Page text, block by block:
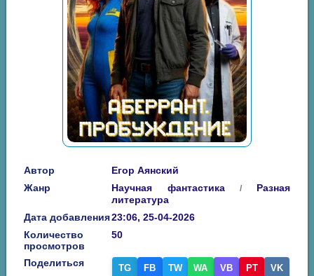
Автор
Егор Аянский
Жанр
Научная фантастика /
Разная
литература
Дата добавления23:06, 25-04-2026
Количество
просмотров
50
Поделиться TG FB TW WA VB PT VK